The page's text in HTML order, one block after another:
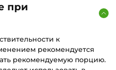
при
к
рекомендуется
рекомендуемую порцию.